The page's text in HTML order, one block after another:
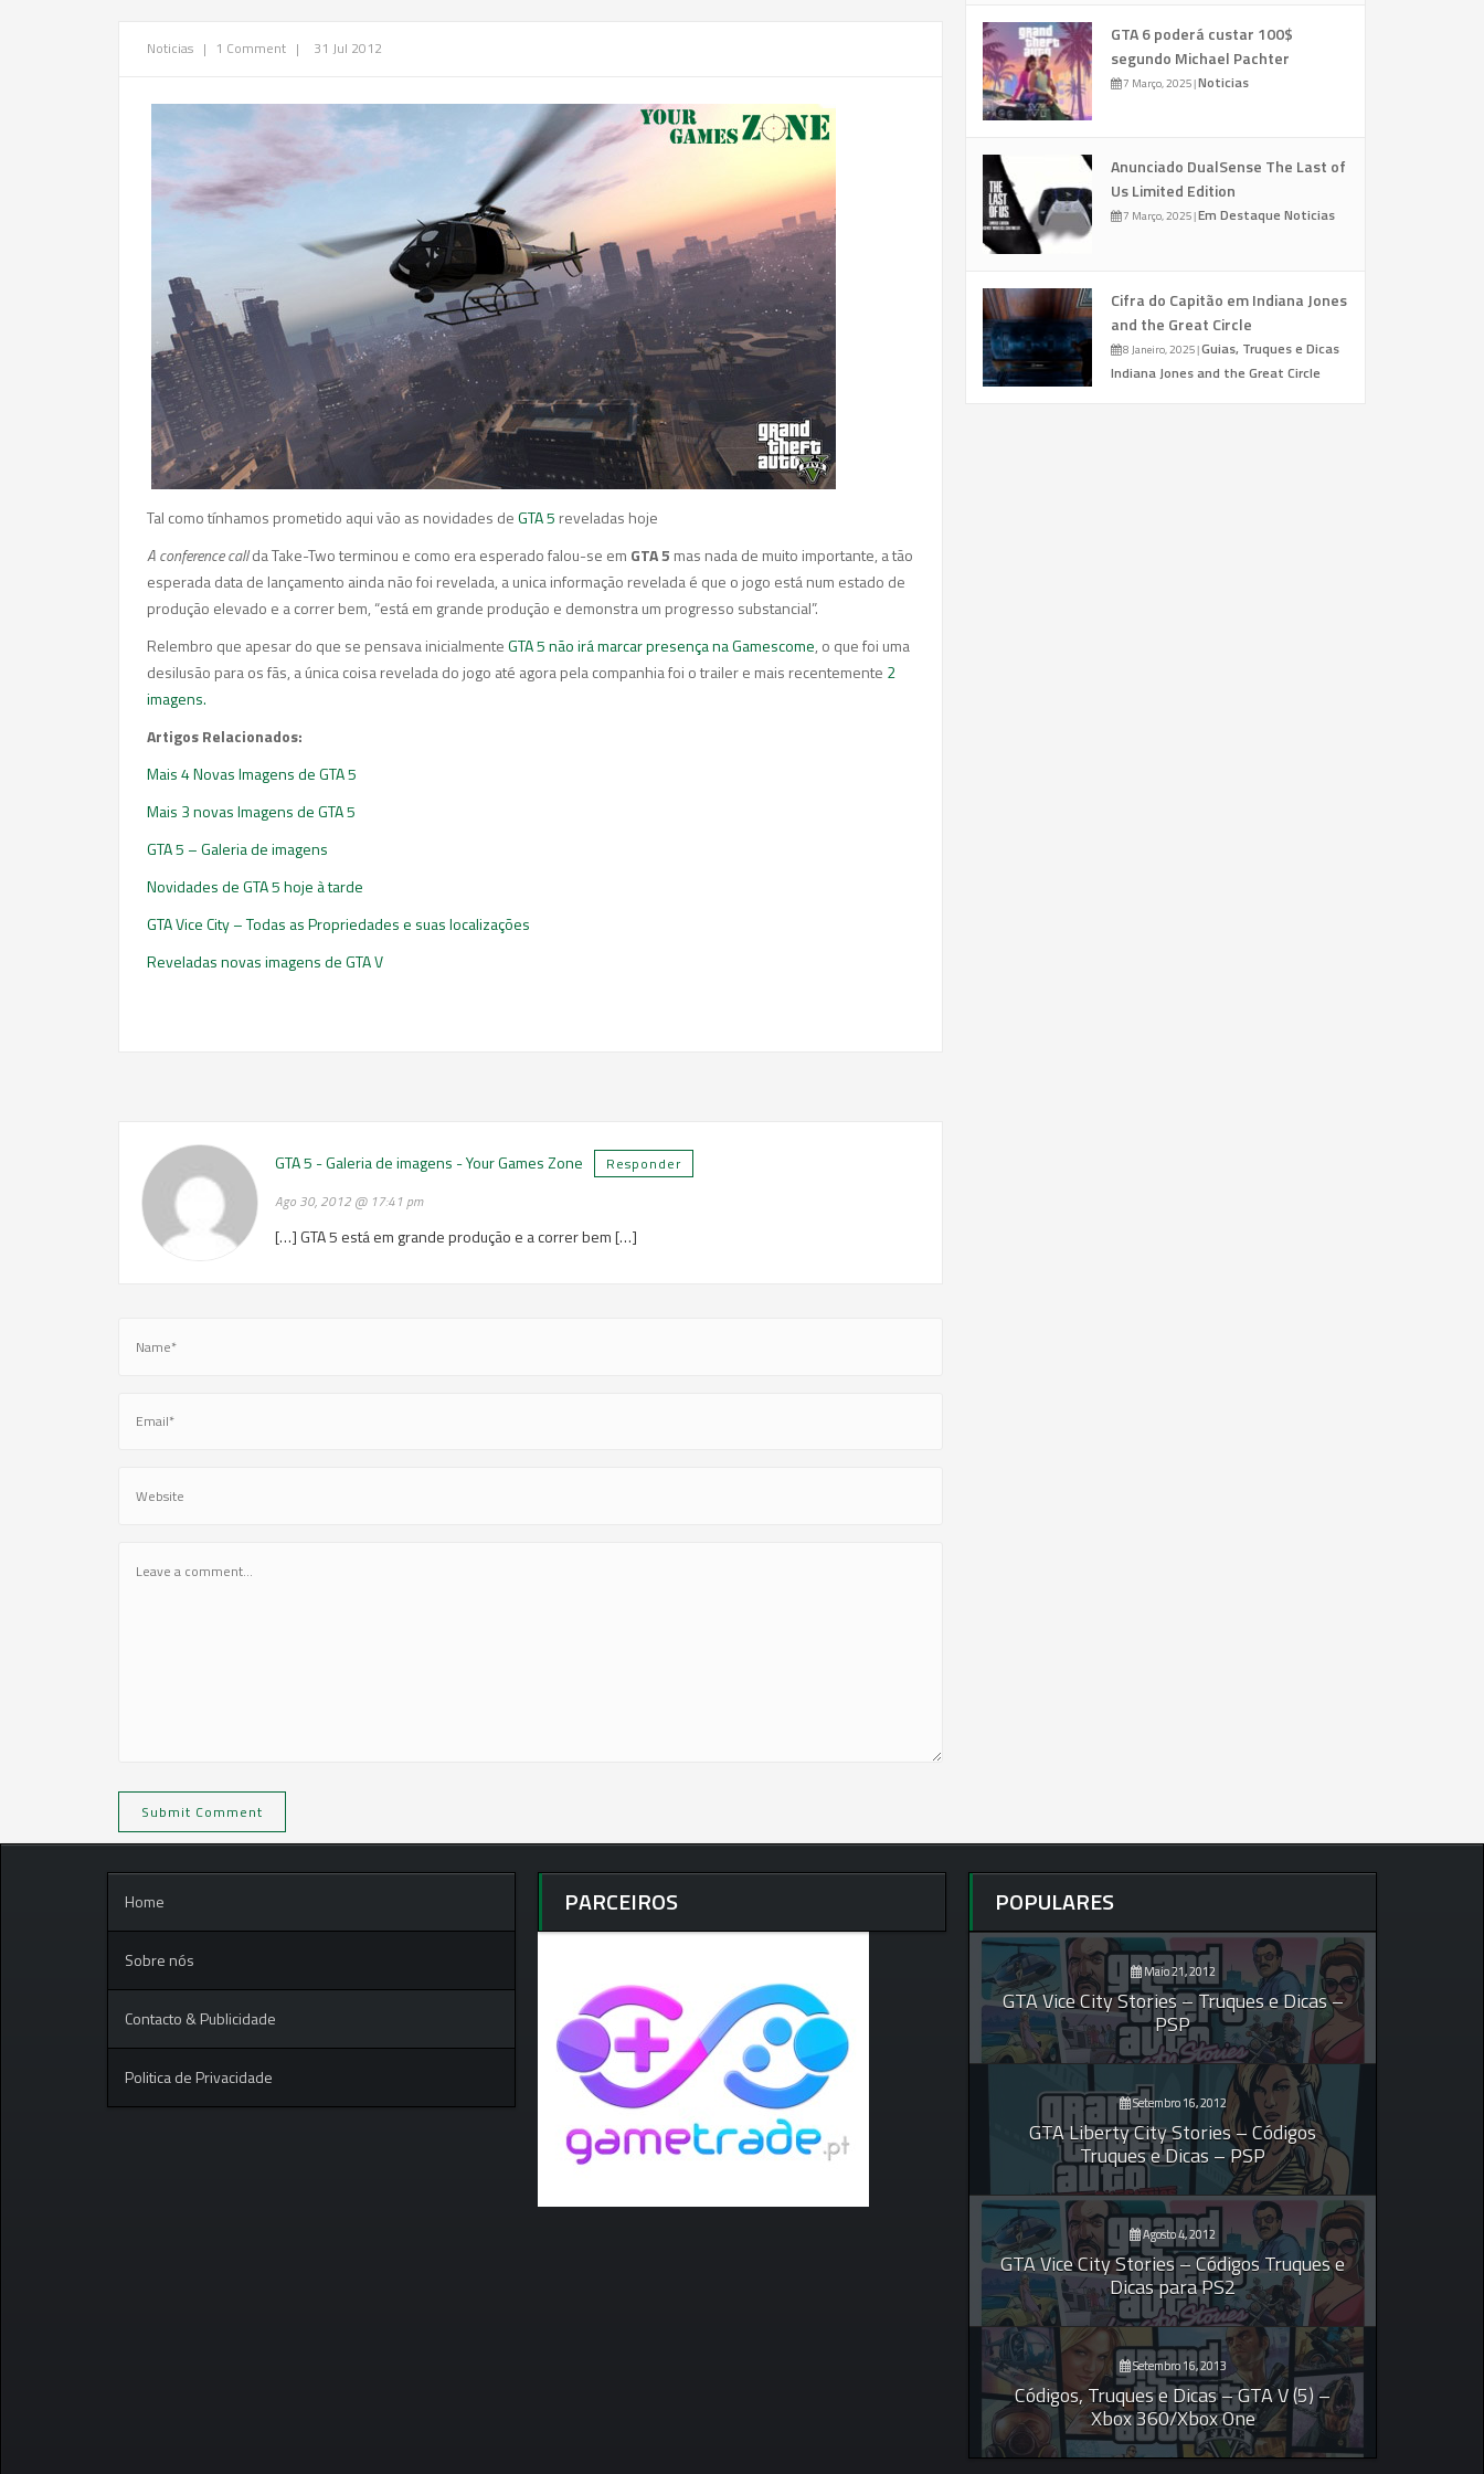
Noticias | 1 Comment | 31 Jul 2012
Tal como tínhamos prometido aqui vão as novidades deGTA 5 reveladas hoje
A conference callda Take-Two terminou e como era esperado falou-se em GTA 5 mas nada de muito importante, a tão
esperada data de lançamento ainda não foi revelada, a unica informação revelada é que o jogo está num estado de
produção elevado e a correr bem, “está em grande produção e demonstra um progresso substancial”.
Relembro que apesar do que se pensava inicialmenteGTA 5 não irá marcar presença na Gamescome, o que foi uma
desilusão para os fãs, a única coisa revelada do jogo até agora pela companhia foi o trailer e mais recentemente 2
imagens.
Artigos Relacionados:
Mais 4 Novas Imagens de GTA 5
Mais 3 novas Imagens de GTA 5
GTA 5 – Galeria de imagens
Novidades de GTA 5 hoje à tarde
GTA Vice City – Todas as Propriedades e suas localizações
Reveladas novas imagens de GTA V
GTA 5 - Galeria de imagens - Your Games Zone Responder
Ago 30, 2012 @ 17:41 pm
[…] GTA 5 está em grande produção e a correr bem […]
GTA 6 poderá custar 100$
segundo Michael Pachter
7 Março, 2025|Noticias
Anunciado DualSense The Last of
Us Limited Edition
7 Março, 2025|Em Destaque Noticias
Cifra do Capitão em Indiana Jones
and the Great Circle
8 Janeiro, 2025|Guias, Truques e Dicas
Indiana Jones and the Great Circle
Home
Sobre nós
Contacto & Publicidade
Politica de Privacidade
PARCEIROS POPULARES
Maio 21, 2012
GTA Vice City Stories – Truques e Dicas –
PSP
Setembro 16, 2012
GTA Liberty City Stories – Códigos
Truques e Dicas – PSP
Agosto 4, 2012
GTA Vice City Stories – Códigos Truques e
Dicas para PS2
Setembro 16, 2013
Códigos, Truques e Dicas – GTA V (5) –
Xbox 360/Xbox One